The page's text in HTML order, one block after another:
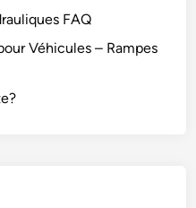
FAQ
Véhicules – Rampes